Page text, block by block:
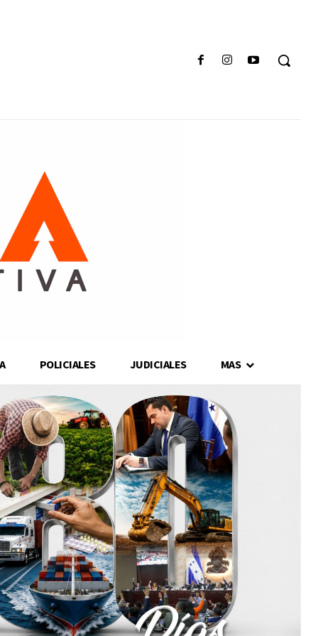
POLICIALES JUDICIALES MAS